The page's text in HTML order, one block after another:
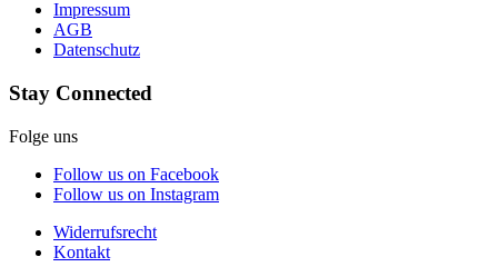
Impressum
AGB
Datenschutz
Stay Connected
Folge uns
Follow us on Facebook
Follow us on Instagram
Widerrufsrecht
Kontakt